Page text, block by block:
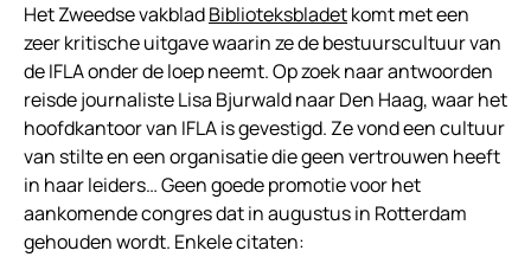
Het Zweedse vakbladBiblioteksbladetkomt met een
zeer kritische uitgave waarin ze de bestuurscultuur van
de IFLA onder de loep neemt. Op zoek naar antwoorden
reisde journaliste Lisa Bjurwald naar Den Haag, waar het
hoofdkantoor van IFLA is gevestigd. Ze vond een cultuur
van stilte en een organisatie die geen vertrouwen heeft
in haar leiders… Geen goede promotie voor het
aankomende congres dat in augustus in Rotterdam
gehouden wordt. Enkele citaten: